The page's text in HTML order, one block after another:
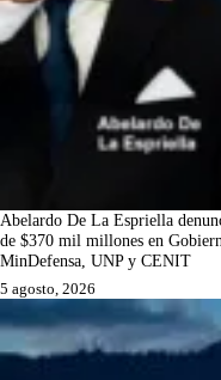
Abelardo De La Espriella
de $370 mil millones en
MinDefensa, UNP y CENIT
5 agosto, 2026